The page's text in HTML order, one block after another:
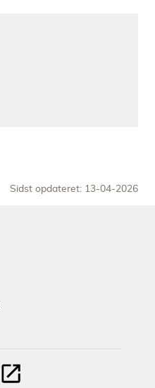
Sidst opdateret: 13-04-2026